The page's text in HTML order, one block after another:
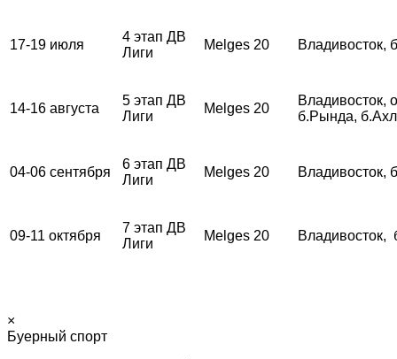
17-19 июля
4 этап ДВ
Лиги
Melges 20 Владивосток,
14-16 августа
5 этап ДВ
Лиги
Melges 20
Владивосток,
б.Рында,
04-06 сентября
6 этап ДВ
Лиги
Melges 20 Владивосток,
09-11 октября
7 этап ДВ
Лиги
Melges 20 Владивосток,
×
Буерный спорт